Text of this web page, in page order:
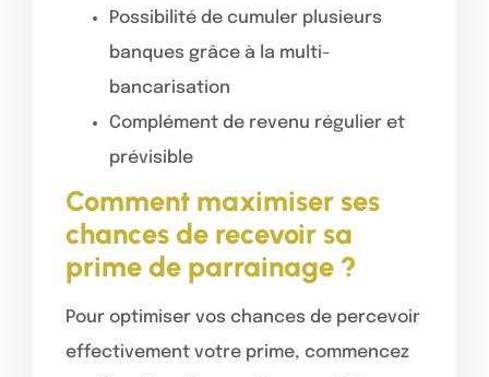
Possibilité de cumuler plusieurs
banques grâce à la multi-
bancarisation
Complément de revenu régulier et
prévisible
Comment maximiser ses
chances de recevoir sa
prime de parrainage ?
Pour optimiser vos chances de percevoir
effectivement votre prime, commencez